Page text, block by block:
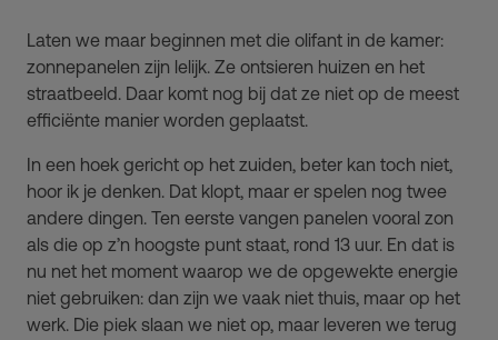
Laten we maar beginnen met die olifant in de kamer:
zonnepanelen zijn lelijk. Ze ontsieren huizen en het
straatbeeld. Daar komt nog bij dat ze niet op de meest
efficiënte manier worden geplaatst.
In een hoek gericht op het zuiden, beter kan toch niet,
hoor ik je denken. Dat klopt, maar er spelen nog twee
andere dingen. Ten eerste vangen panelen vooral zon
als die op z’n hoogste punt staat, rond 13 uur. En dat is
nu net het moment waarop we de opgewekte energie
niet gebruiken: dan zijn we vaak niet thuis, maar op het
werk. Die piek slaan we niet op, maar leveren we terug